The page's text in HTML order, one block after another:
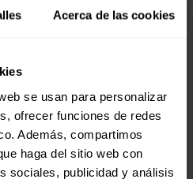
Acerca de las cookies
se usan para personalizar
ofrecer funciones de redes
Además, compartimos
haga del sitio web con
sociales, publicidad y análisis